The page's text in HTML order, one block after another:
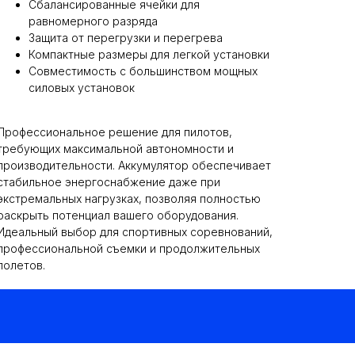
Сбалансированные ячейки для
равномерного разряда
Защита от перегрузки и перегрева
Компактные размеры для легкой установки
Совместимость с большинством мощных
силовых установок
решение для пилотов,
максимальной автономности и
Аккумулятор обеспечивает
энергоснабжение даже при
нагрузках, позволяя полностью
потенциал вашего оборудования.
выбор для спортивных соревнований,
съемки и продолжительных